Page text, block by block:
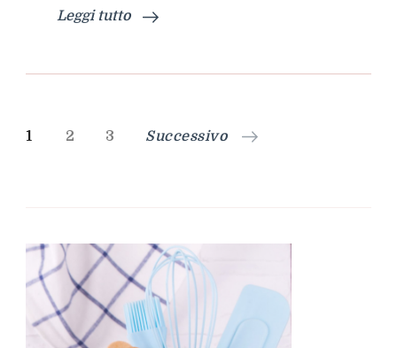
Leggi tutto
Paginazione
Pagina
1 Pagina
2 Pagina
3 Successivo